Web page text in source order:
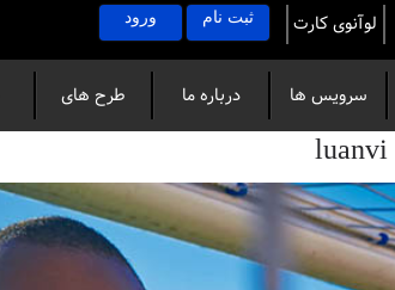
لوآنوی کارت ثبت نام ورود
سرویس ها درباره ما
طرح های